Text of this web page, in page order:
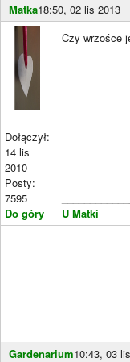
Matka18:50, 02 lis 2013
Dołączył:
14 lis
2010
Posty:
7595
Do góry
Czy wrzośce
U Matki
Gardenarium10:43, 03